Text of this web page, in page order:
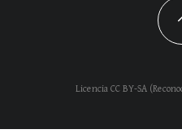
Licencia CC BY-SA